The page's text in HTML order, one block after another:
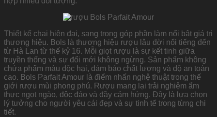
Thiết kế chai hiện đại, sang trọng góp phần làm nổi bật giá trị
thương hiệu. Bols là thương hiệu rượu lâu đời nổi tiếng đến
từ Hà Lan từ thế kỷ 16. Mỗi giọt rượu là sự kết tinh giữa
truyền thống và sự đổi mới không ngừng. Sản phẩm không
chứa phẩm màu độc hại, đảm bảo chất lượng và độ an toàn
cao. Bols Parfait Amour là điểm nhấn nghệ thuật trong thế
giới rượu mùi phong phú. Rượu mang lại trải nghiệm ẩm
thực ngọt ngào, độc đáo và đầy cảm hứng. Đây là lựa chọn
lý tưởng cho người yêu cái đẹp và sự tinh tế trong từng chi
tiết.